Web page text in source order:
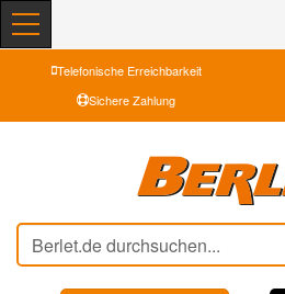
Telefonische Erreichbarkeit
Sichere Zahlung